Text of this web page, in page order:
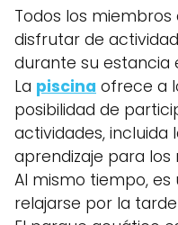
Todos los
disfrutar de
durante su estancia
La piscina ofrece a
posibilidad de
actividades,
aprendizaje para los
Al mismo tiempo,
relajarse por la